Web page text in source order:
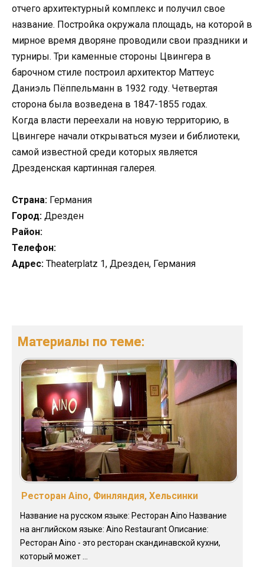
отчего архитектурный комплекс и получил свое
название. Постройка окружала площадь, на которой в
мирное время дворяне проводили свои праздники и
турниры. Три каменные стороны Цвингера в
барочном стиле построил архитектор Маттеус
Даниэль Пёппельманн в 1932 году. Четвертая
сторона была возведена в 1847-1855 годах.
Когда власти переехали на новую территорию, в
Цвингере начали открываться музеи и библиотеки,
самой известной среди которых является
Дрезденская картинная галерея.
Страна: Германия
Город: Дрезден
Район:
Телефон:
Адрес: Theaterplatz 1, Дрезден, Германия
Материалы по теме:
Ресторан Aino, Финляндия, Хельсинки
Название на русском языке: Ресторан Aino Название
на английском языке: Aino Restaurant Описание:
Ресторан Aino - это ресторан скандинавской кухни,
который может ...